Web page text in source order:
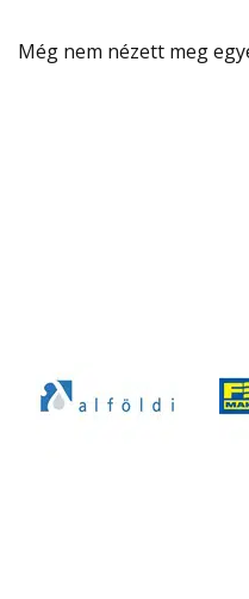
Még nem nézett meg